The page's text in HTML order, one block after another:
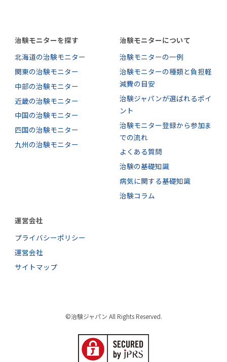
治験モニターを探す
北海道の治験モニター
関東の治験モニター
中部の治験モニター
近畿の治験モニター
中国の治験モニター
四国の治験モニター
九州の治験モニター
治験モニターについて
治験モニターの一例
治験モニターの種類と負担軽
減費の目安
治験ジャパンが選ばれるポイ
ント
治験モニター登録から参加ま
での流れ
よくある質問
治験の基礎知識
病気に関する基礎知識
治験コラム
運営会社
プライバシーポリシー
運営会社
サイトマップ
©治験ジャパン All Rights Reserved.